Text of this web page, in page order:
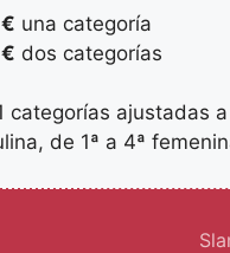
una categoría
dos categorías
categorías ajustadas
de 1ª a 4ª